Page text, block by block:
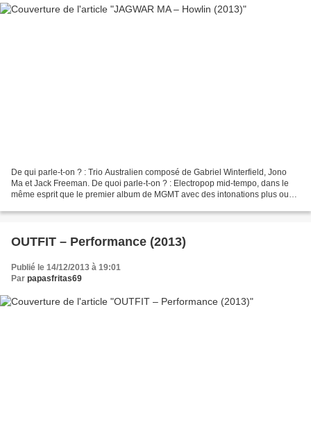
De qui parle-t-on ? : Trio Australien composé de Gabriel Winterfield, Jono
Ma et Jack Freeman. De quoi parle-t-on ? : Electropop mid-tempo, dans le
même esprit que le premier album de MGMT avec des intonations plus ou
OUTFIT – Performance (2013)
Publié le 14/12/2013 à 19:01
Par papasfritas69